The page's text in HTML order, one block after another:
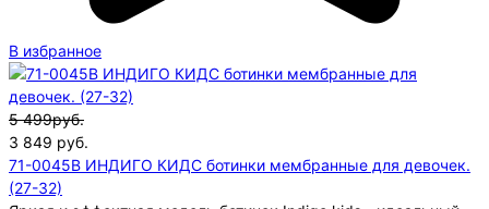
В избранное
5 499руб.
3 849 руб.
71-0045В ИНДИГО КИДС ботинки мембранные для девочек.
(27-32)